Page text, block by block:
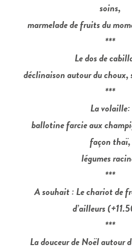
soins,
marmelade de fruits du
***
Le dos de
déclinaison autour du choux,
***
La volaille:
ballotine farcie aux
façon thaï,
légumes
***
A souhait : Le chariot de
d’ailleurs
***
La douceur de Noël autour